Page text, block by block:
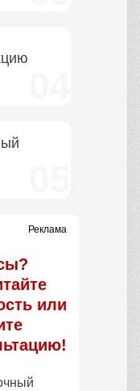
Реклама
или